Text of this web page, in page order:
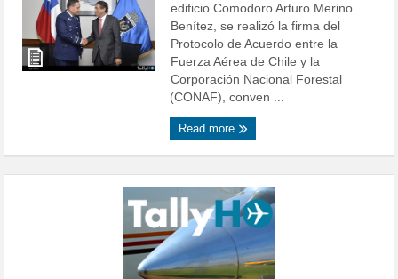
edificio Comodoro Arturo Merino
Benítez, se realizó la firma del
Protocolo de Acuerdo entre la
Fuerza Aérea de Chile y la
Corporación Nacional Forestal
(CONAF), conven ...
Read more